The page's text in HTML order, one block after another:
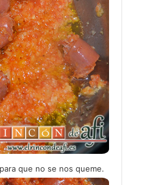
que no se nos queme.